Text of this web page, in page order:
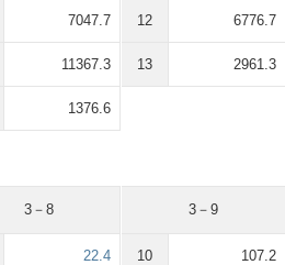
7047.7
11367.3
1376.6
12 6776.7
13 2961.3
3－8
22.4
3－9
10 107.2